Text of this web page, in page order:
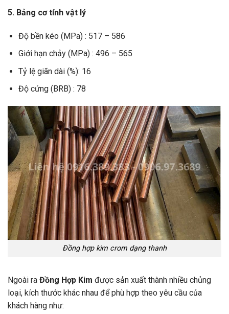
5. Bảng cơ tính vật lý
Độ bền kéo (MPa) : 517 – 586
Giới hạn chảy (MPa) : 496 – 565
Tỷ lệ giãn dài (%): 16
Độ cứng (BRB) : 78
Đồng hợp kim crom dạng thanh
Ngoài ra Đồng Hợp Kim được sản xuất thành nhiều chủng
loại, kích thước khác nhau để phù hợp theo yêu cầu của
khách hàng như: